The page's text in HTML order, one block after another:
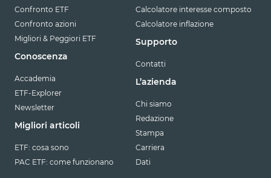
Confronto ETF
Confronto azioni
Migliori & Peggiori ETF
Conoscenza
Accademia
ETF-Explorer
Newsletter
Migliori articoli
ETF: cosa sono
PAC ETF: come funzionano
Calcolatore interesse composto
Calcolatore inflazione
Supporto
Contatti
L’azienda
Chi siamo
Redazione
Stampa
Carriera
Dati